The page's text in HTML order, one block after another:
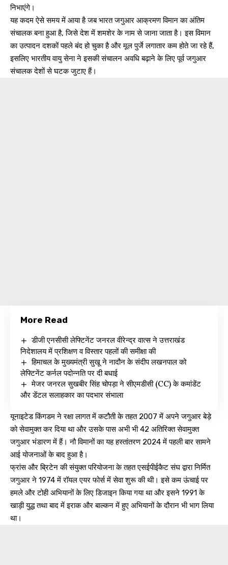
निभाएंगे।
यह कदम ऐसे समय में आया है जब भारत जगुआर आक्रमण विमान का अंतिम
संचालक बना हुआ है, जिसे देश में शमशेर के नाम से जाना जाता है। इस विमान
का उत्पादन दशकों पहले बंद हो चुका है और मूल पुर्जे लगातार कम होते जा रहे हैं,
इसलिए भारतीय वायु सेना ने इसकी संचालन अवधि बढ़ाने के लिए पूर्व जगुआर
संचालक देशों से घटक जुटाए हैं।
More Read
डीजी एनसीसी लेफ्टिनेंट जनरल वीरेन्द्र वात्स ने उत्तराखंड
निदेशालय में प्रशिक्षण व विस्तार पहलों की समीक्षा की
हिमाचल के मुख्यमंत्री सुखू ने नादौन के संदीप लखनपाल को
लेफ्टिनेंट कर्नल पदोन्नति पर दी बधाई
मेजर जनरल सुखबीर सिंह चोपड़ा ने सीएमडीसी (CC) के कमांडेंट
और डेंटल सलाहकार का पदभार संभाला
यूनाइटेड किंगडम ने रक्षा लागत में कटौती के तहत 2007 में अपने जगुआर बेड़े
को सेवामुक्त कर दिया था और उसके पास अभी भी 42 अतिरिक्त सेवामुक्त
जगुआर भंडारण में हैं। नौ विमानों का यह हस्तांतरण 2024 में पहली बार सामने
आई योजनाओं के बाद हुआ है।
फ्रांस और ब्रिटेन की संयुक्त परियोजना के तहत एसईपीईकैट संघ द्वारा निर्मित
जगुआर ने 1974 में रॉयल एयर फोर्स में सेवा शुरू की थी। इसे कम ऊंचाई पर
हमले और टोही अभियानों के लिए डिजाइन किया गया था और इसने 1991 के
खाड़ी युद्ध तथा बाद में इराक और बाल्कन में हुए अभियानों के दौरान भी भाग लिया
था।